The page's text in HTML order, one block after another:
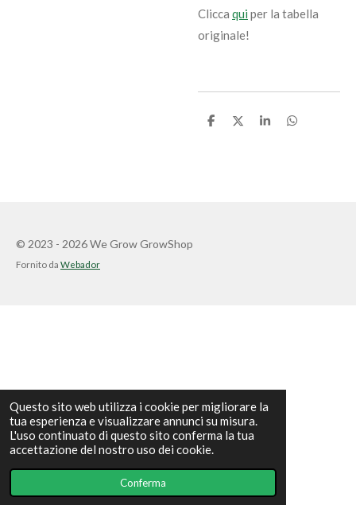
Questo sito web utilizza i cookie per migliorare la
tua esperienza e visualizzare annunci su misura.
L'uso continuato di questo sito conferma la tua
accettazione del nostro uso dei cookie.
Conferma
Clicca qui per la tabella
originale!
C
C
C
C
© 2023 - 2026 We Grow GrowShop
Fornito da Webador